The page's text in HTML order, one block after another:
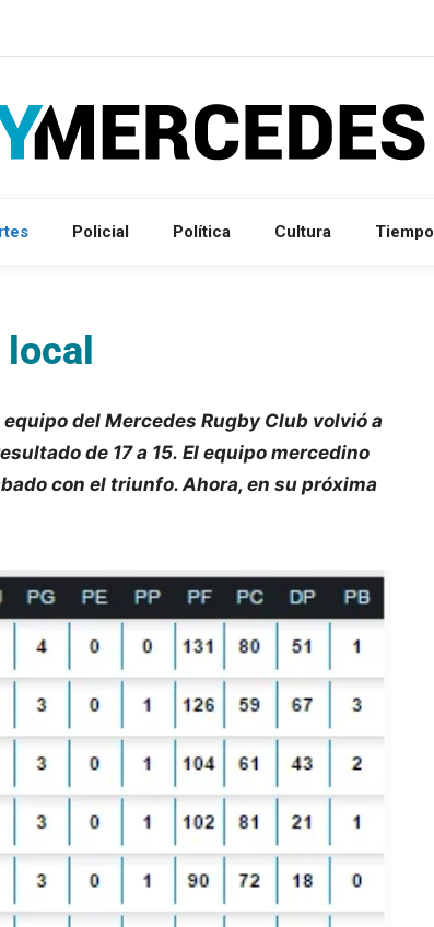
Policial Política Cultura Tiempo
del Mercedes Rugby Club volvió a
de 17 a 15. El equipo mercedino
con el triunfo. Ahora, en su próxima